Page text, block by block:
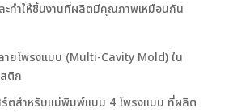
ะทำให้ชิ้นงานที่ผลิตมีคุณภาพเหมือนกัน
ตสำหรับแม่พิมพ์แบบ 4 โพรงแบบ ที่ผลิต